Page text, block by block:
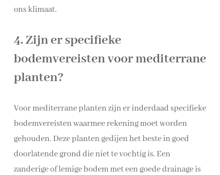
ons klimaat.
4. Zijn er specifieke
bodemvereisten voor mediterrane
planten?
Voor mediterrane planten zijn er inderdaad specifieke
bodemvereisten waarmee rekening moet worden
gehouden. Deze planten gedijen het beste in goed
doorlatende grond die niet te vochtig is. Een
zanderige of lemige bodem met een goede drainage is